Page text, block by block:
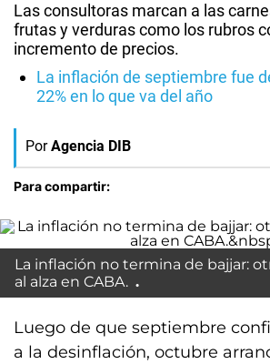
Las consultoras marcan a las
frutas y verduras como los rubros
incremento de precios.
La inflación de septiembre fue
22% en lo que va del año
Por Agencia DIB
Para compartir:
La inflación no termina de bajjar:
al alza en CABA.
Luego de que septiembre
a la desinflación, octubre